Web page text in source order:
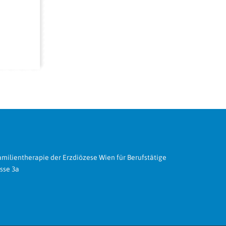
der Erzdiözese Wien für Berufstätige
3a